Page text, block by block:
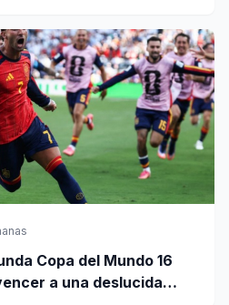
Copa del Mundo 16
a una deslucida